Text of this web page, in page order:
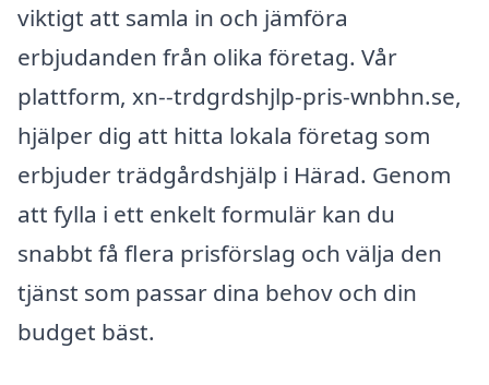
viktigt att samla in och jämföra
erbjudanden från olika företag. Vår
plattform, xn--trdgrdshjlp-pris-wnbhn.se,
hjälper dig att hitta lokala företag som
erbjuder trädgårdshjälp i Härad. Genom
att fylla i ett enkelt formulär kan du
snabbt få flera prisförslag och välja den
tjänst som passar dina behov och din
budget bäst.